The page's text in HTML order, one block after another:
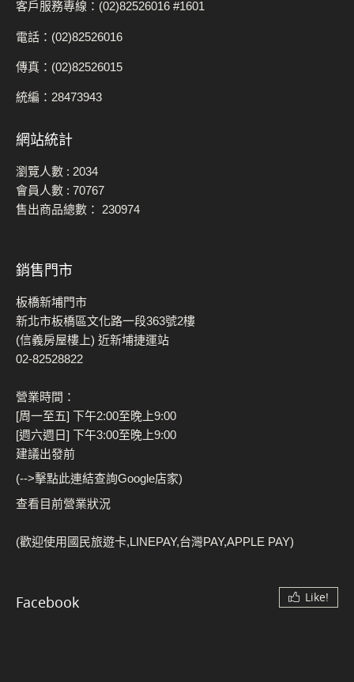
客戶服務專線：(02)82526016 #1601
電話：(02)82526016
傳真：(02)82526015
統編：28473943
網站統計
瀏覽人數 : 2034
會員人數 : 70767
售出商品總數： 230974
銷售門市
板橋新埔門市
新北市板橋區文化路一段363號2樓
(信義房屋樓上) 近新埔捷運站
02-82528822
營業時間：
[周一至五] 下午2:00至晚上9:00
[週六週日] 下午3:00至晚上9:00
建議出發前
(-->擊點此連結查詢Google店家)
查看目前營業狀況
(歡迎使用國民旅遊卡,LINEPAY,台灣PAY,APPLE PAY)
Facebook Like!